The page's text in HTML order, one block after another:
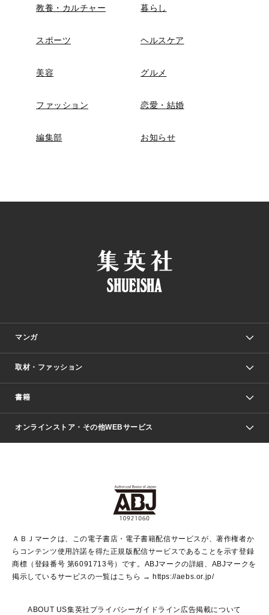
教養・カルチャー 暮らし
スポーツ ヘルスケア
美容 グルメ
ファッション 恋愛・結婚
編集部 お知らせ
マンガ
少年マンガ
Vジャンプ
ジャンプルーキー！
ジャンプTOON
S-MANGA
集英社ジャンプリミックス
週刊ヤングジャンプ
ウルトラジャンプ
リマコミ＋
マンガMeets
月刊オフィスユー
取材・ファッション
Seventeen
LEE
Marisol
T JAPAN:The New York Times Style Magazine
芸能・情報・スポーツ
パラスポ＋！
書籍
文芸・文庫・総合
青春と読書
アジア人物史
集英社新書
集英社新書プラス
よみタイ
ライトノベル・ノベライズ
集英社Webマガジン Cobalt
集英社オレンジ文庫
シフォン文庫
JUMP j BOOKS
集英社みらい文庫
S-KIDS.LAND
オンラインストア・その他WEBサービス
SHUEISHA MANGA-ART HERITAGE
HAPPY PLUS STORE
shueisha vox
EDITOR'S LAB
ＡＢＪマークは、この電子書店・電子書籍配信サービスが、著作権者か
らコンテンツ使用許諾を得た正規版配信サービスであることを示す登録
商標（登録番号 第6091713号）です。ABJマークの詳細、ABJマークを
掲示しているサービスの一覧はこちら → https://aebs.or.jp/
ABOUT US集英社プライバシーガイドライン 広告掲載について